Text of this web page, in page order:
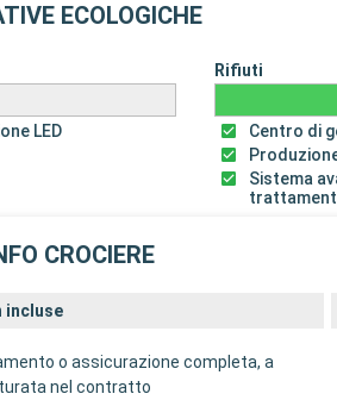
ECOLOGICHE
LED
Rifiuti
Centro di
Sistema
CROCIERE
incluse
o assicurazione completa, a
nel contratto